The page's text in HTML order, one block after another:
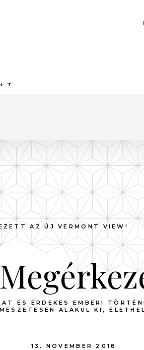
AZ ÚJ VERMONT VIEW!
ÉS ÉRDEKES EMBERI
ALAKUL KI,
13. NOVEMBER 2018